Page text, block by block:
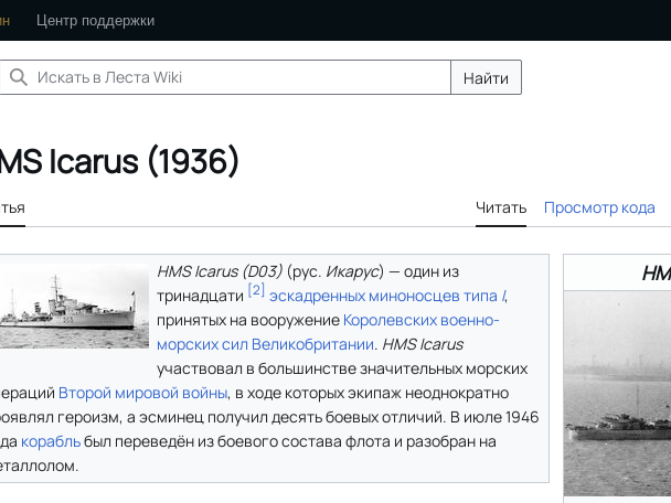
Центр поддержки
Найти
Icarus (1936)
Читать Просмотр кода
HMS Icarus (D03) (рус. Икарус) — один из
тринадцати [2] эскадренных миноносцев типа I,
принятых на вооружение Королевских военно-
морских сил Великобритании. HMS Icarus
участвовал в большинстве значительных морских
Второй мировой войны, в ходе которых экипаж неоднократно
героизм, а эсминец получил десять боевых отличий. В июле 1946
корабльбыл переведён из боевого состава флота и разобран на